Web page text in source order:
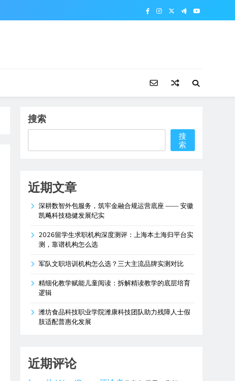
搜索
搜
索
近期文章
深耕数智外包服务，筑牢金融合规运营底座 —— 安徽
凯飚科技稳健发展纪实
2026留学生求职机构深度测评：上海本土海归平台实
测，靠谱机构怎么选
军队文职培训机构怎么选？三大主流品牌实测对比
精细化教学赋能儿童阅读：拆解精读教学的底层培育
逻辑
潍坊食品科技职业学院潍康科技团队助力残障人士假
肢适配普惠化发展
近期评论